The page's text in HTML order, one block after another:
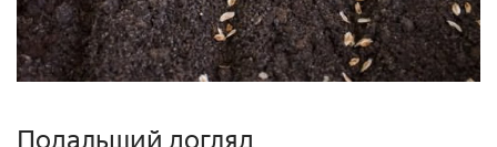
Подальший догляд